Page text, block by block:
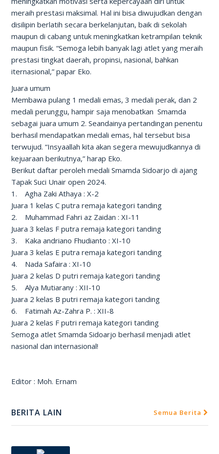
meraih prestasi maksimal. Hal ini bisa diwujudkan dengan
disilipin berlatih secara berkelanjutan, baik di sekolah
maupun di cabang untuk meningkatkan ketrampilan teknik
maupun fisik. “Semoga lebih banyak lagi atlet yang meraih
prestasi tingkat daerah, propinsi, nasional, bahkan
iternasional,” papar Eko.
Juara umum
Membawa pulang 1 medali emas, 3 medali perak, dan 2
medali perunggu, hampir saja menobatkan Smamda
sebagai juara umum 2. Seandainya pertandingan penentu
berhasil mendapatkan medali emas, hal tersebut bisa
terwujud. “Insyaallah kita akan segera mewujudkannya di
kejuaraan berikutnya,” harap Eko.
Berikut daftar peroleh medali Smamda Sidoarjo di ajang
Tapak Suci Unair open 2024.
1. Agha Zaki Athaya : X-2
Juara 1 kelas C putra remaja kategori tanding
2. Muhammad Fahri az Zaidan : XI-11
Juara 3 kelas F putra remaja kategori tanding
3. Kaka andriano Fhudianto : XI-10
Juara 3 kelas E putra remaja kategori tanding
4. Nada Safaira : XI-10
Juara 2 kelas D putri remaja kategori tanding
5. Alya Mutiarany : XII-10
Juara 2 kelas B putri remaja kategori tanding
6. Fatimah Az-Zahra P. : XII-8
Juara 2 kelas F putri remaja kategori tanding
Semoga atlet Smamda Sidoarjo berhasil menjadi atlet
nasional dan internasional!
Editor : Moh. Ernam
BERITA LAIN Semua Berita